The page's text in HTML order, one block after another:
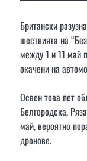
Британски
шествията на
между 1 и 11 май
окачени на
Освен това пет
Белгородска,
май, вероятно
дронове.